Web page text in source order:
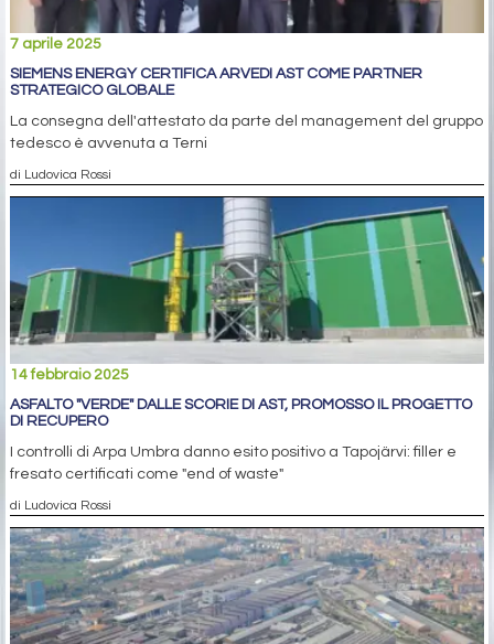
7 aprile 2025
SIEMENS ENERGY CERTIFICA ARVEDI AST COME PARTNER
STRATEGICO GLOBALE
La consegna dell'attestato da parte del management del gruppo
tedesco è avvenuta a Terni
di Ludovica Rossi
14 febbraio 2025
ASFALTO "VERDE" DALLE SCORIE DI AST, PROMOSSO IL PROGETTO
DI RECUPERO
I controlli di Arpa Umbra danno esito positivo a Tapojärvi: filler e
fresato certificati come "end of waste"
di Ludovica Rossi